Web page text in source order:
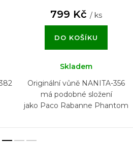
799 Kč / ks
DO KOŠÍKU
Skladem
Originální vůně NANITA-356
má podobné složení
jako Paco Rabanne Phantom